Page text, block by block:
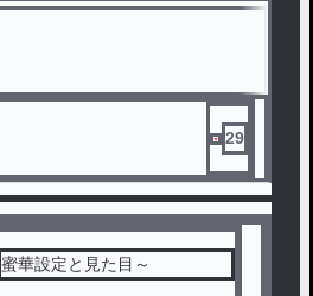
29
蜜華設定と見た目～